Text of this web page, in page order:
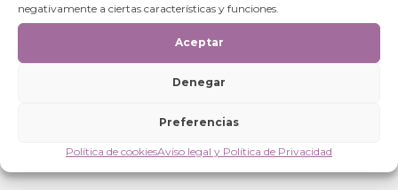
negativamente a ciertas características y funciones.
Aceptar
Denegar
Preferencias
Política de cookiesAviso legal y Política de Privacidad